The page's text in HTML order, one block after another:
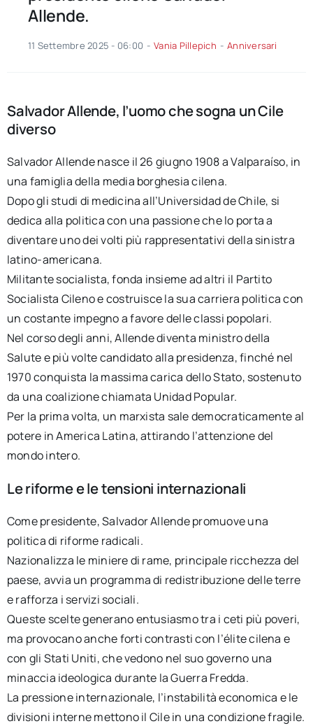
Allende.
11 Settembre 2025 - 06:00 - Vania Pillepich - Anniversari
Salvador Allende, l’uomo che sogna un Cile
diverso
Salvador Allende nasce il 26 giugno 1908 a Valparaíso, in
una famiglia della media borghesia cilena.
Dopo gli studi di medicina all’Universidad de Chile, si
dedica alla politica con una passione che lo porta a
diventare uno dei volti più rappresentativi della sinistra
latino-americana.
Militante socialista, fonda insieme ad altri il Partito
Socialista Cileno e costruisce la sua carriera politica con
un costante impegno a favore delle classi popolari.
Nel corso degli anni, Allende diventa ministro della
Salute e più volte candidato alla presidenza, finché nel
1970 conquista la massima carica dello Stato, sostenuto
da una coalizione chiamata Unidad Popular.
Per la prima volta, un marxista sale democraticamente al
potere in America Latina, attirando l’attenzione del
mondo intero.
Le riforme e le tensioni internazionali
Come presidente, Salvador Allende promuove una
politica di riforme radicali.
Nazionalizza le miniere di rame, principale ricchezza del
paese, avvia un programma di redistribuzione delle terre
e rafforza i servizi sociali.
Queste scelte generano entusiasmo tra i ceti più poveri,
ma provocano anche forti contrasti con l’élite cilena e
con gli Stati Uniti, che vedono nel suo governo una
minaccia ideologica durante la Guerra Fredda.
La pressione internazionale, l’instabilità economica e le
divisioni interne mettono il Cile in una condizione fragile.